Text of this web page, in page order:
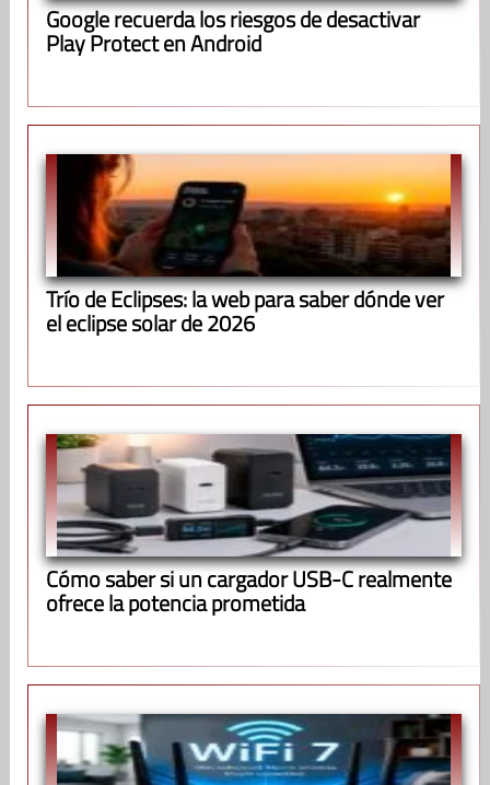
Google recuerda los riesgos de desactivar
Play Protect en Android
Trío de Eclipses: la web para saber dónde ver
el eclipse solar de 2026
Cómo saber si un cargador USB-C realmente
ofrece la potencia prometida